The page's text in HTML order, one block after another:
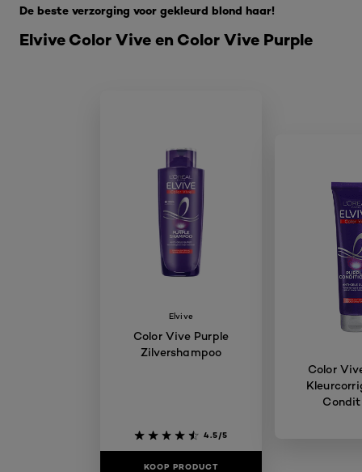
Elvive Color Vive en Color Vive Purple
De beste verzorging voor gekleurd blond haar!
Elvive
Color Vive Purple
Zilvershampoo
4.5/5
KOOP PRODUCT
Color